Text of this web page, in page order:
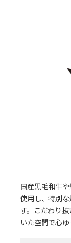
国産黒毛和牛
使用し、特別
す。こだわり
いた空間で心ゆ